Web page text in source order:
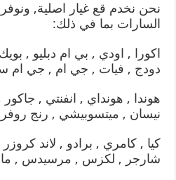
نحن نخدم قع غيار اصلية,
السارات بما في ذلك:
اكورا , اودي , بي ام دبليو ,
دودج , فيات , جي ام , جي ام
هوندا , هونداي , انفنتي ,
نيسان , ميتسوبيشي , رنج
كيا , كامري , برادو , لاند
شارجر , لكزس , مرسيدس ,